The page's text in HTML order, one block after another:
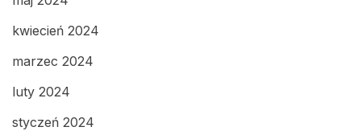
kwiecień 2024
marzec 2024
luty 2024
styczeń 2024